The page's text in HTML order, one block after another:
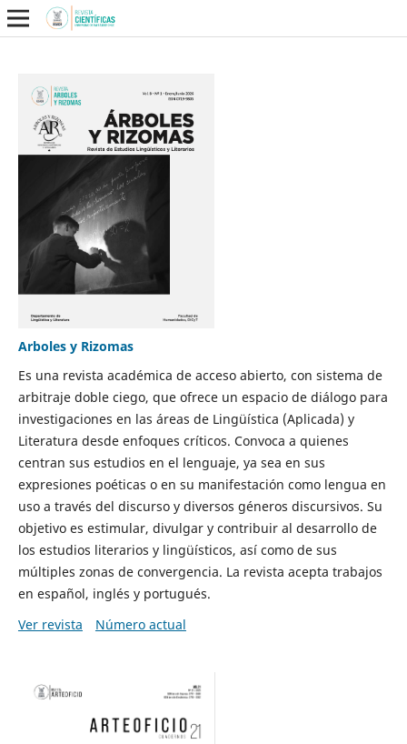
Arboles y Rizomas
Es una revista académica de acceso abierto, con sistema de
arbitraje doble ciego, que ofrece un espacio de diálogo para
investigaciones en las áreas de Lingüística (Aplicada) y
Literatura desde enfoques críticos. Convoca a quienes
centran sus estudios en el lenguaje, ya sea en sus
expresiones poéticas o en su manifestación como lengua en
uso a través del discurso y diversos géneros discursivos. Su
objetivo es estimular, divulgar y contribuir al desarrollo de
los estudios literarios y lingüísticos, así como de sus
múltiples zonas de convergencia. La revista acepta trabajos
en español, inglés y portugués.
Ver revista
Número actual